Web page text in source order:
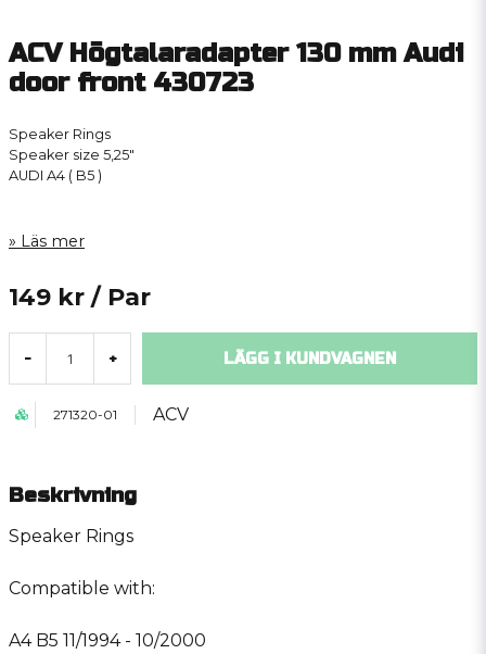
ACV Högtalaradapter 130 mm Audi
door front 430723
Speaker Rings
Speaker size 5,25″
AUDI A4 ( B5 )
Läs mer
149 kr / Par
- + LÄGG I KUNDVAGNEN
271320-01 ACV
Beskrivning
Speaker Rings
Compatible with:
A4 B5 11/1994 - 10/2000